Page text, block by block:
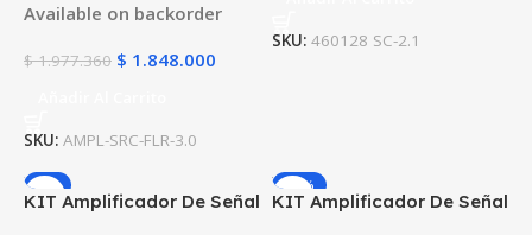
Available on backorder
$1.977.360 $ 1.848.000
SKU: AMPL-SRC-FLR-3.0
SKU: 460128 SC-2.1
-7%
KIT Amplificador De Señal
-37%
KIT Amplificador De Señal